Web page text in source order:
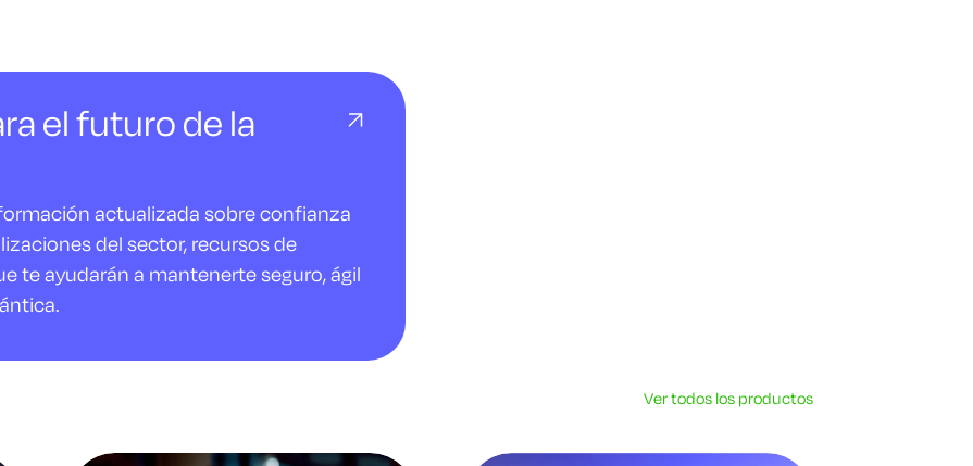
el futuro de la
actualizada sobre confianza
del sector, recursos de
te ayudarán a mantenerte seguro, ágil
Ver todos los productos